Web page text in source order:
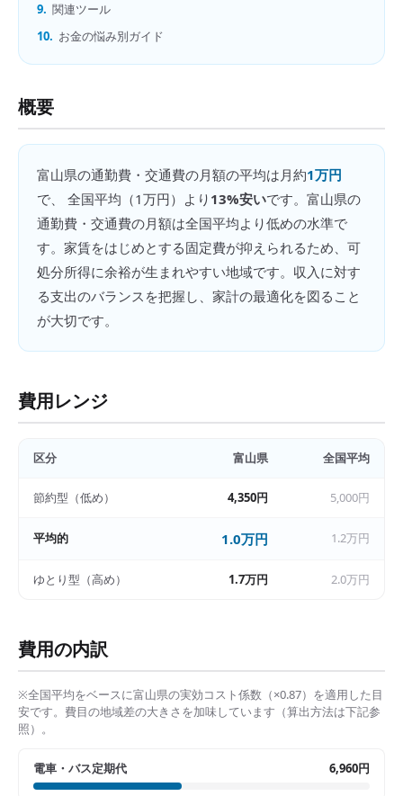
9. 関連ツール
10. お金の悩み別ガイド
概要
富山県の通勤費・交通費の月額の平均は月約1万円
で、 全国平均（1万円）より 13%安いです。 富山県の
通勤費・交通費の月額は全国平均より低めの水準で
す。家賃をはじめとする固定費が抑えられるため、可
処分所得に余裕が生まれやすい地域です。収入に対す
る支出のバランスを把握し、家計の最適化を図ること
が大切です。
費用レンジ
区分 富山県 全国平均
節約型（低め） 4,350円 5,000円
平均的 1.0万円 1.2万円
ゆとり型（高め） 1.7万円 2.0万円
費用の内訳
※全国平均をベースに富山県の実効コスト係数（×0.87）を適用した目
安です。費目の地域差の大きさを加味しています（算出方法は下記参
照）。
電車・バス定期代 6,960円